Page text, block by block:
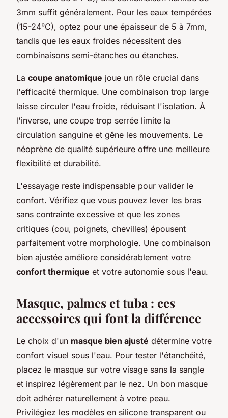
3mm suffit généralement. Pour les eaux tempérées
(15-24°C), optez pour une épaisseur de 5 à 7mm,
tandis que les eaux froides nécessitent des
combinaisons semi-étanches ou étanches.
La coupe anatomique joue un rôle crucial dans
l'efficacité thermique. Une combinaison trop large
laisse circuler l'eau froide, réduisant l'isolation. À
l'inverse, une coupe trop serrée limite la
circulation sanguine et gêne les mouvements. Le
néoprène de qualité supérieure offre une meilleure
flexibilité et durabilité.
L'essayage reste indispensable pour valider le
confort. Vérifiez que vous pouvez lever les bras
sans contrainte excessive et que les zones
critiques (cou, poignets, chevilles) épousent
parfaitement votre morphologie. Une combinaison
bien ajustée améliore considérablement votre
confort thermique et votre autonomie sous l'eau.
Masque, palmes et tuba : ces
accessoires qui font la différence
Le choix d'un masque bien ajusté détermine votre
confort visuel sous l'eau. Pour tester l'étanchéité,
placez le masque sur votre visage sans la sangle
et inspirez légèrement par le nez. Un bon masque
doit adhérer naturellement à votre peau.
Privilégiez les modèles en silicone transparent ou